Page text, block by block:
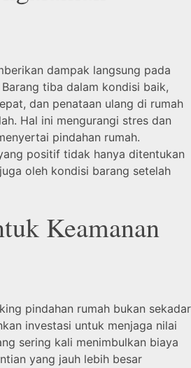
dampak langsung pada
tiba dalam kondisi baik,
dan penataan ulang di rumah
Hal ini mengurangi stres dan
pindahan rumah.
positif tidak hanya ditentukan
oleh kondisi barang setelah
Keamanan
pindahan rumah bukan sekadar
investasi untuk menjaga nilai
sering kali menimbulkan biaya
yang jauh lebih besar